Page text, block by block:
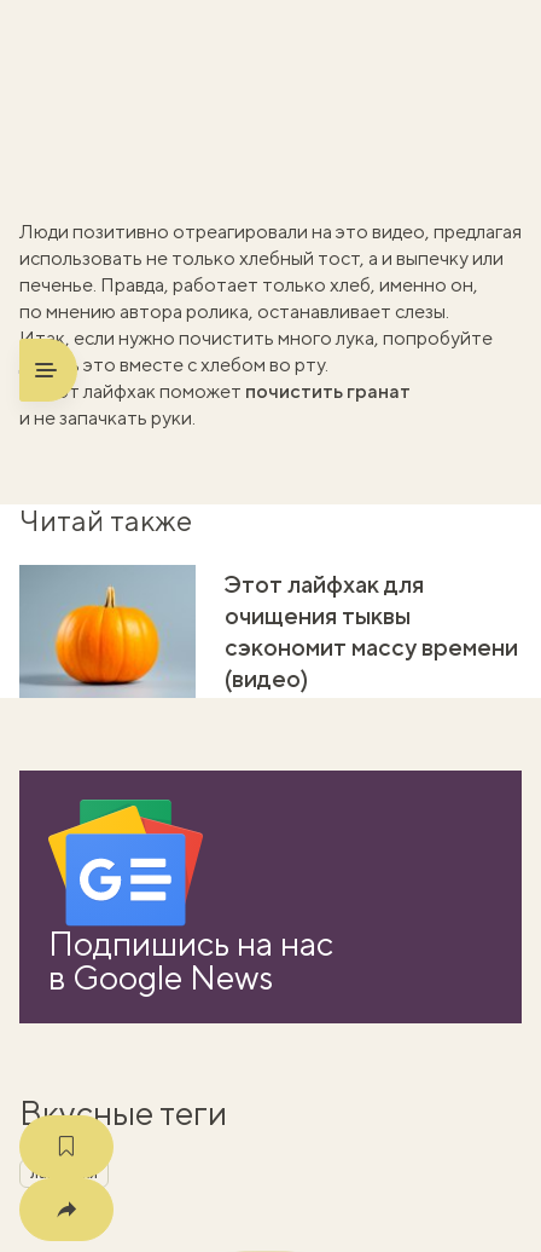
Люди позитивно отреагировали на это видео, предлагая
использовать не только хлебный тост, а и выпечку или
печенье. Правда, работает только хлеб, именно он,
по мнению автора ролика, останавливает слезы.
Итак, если нужно почистить много лука, попробуйте
делать это вместе с хлебом во рту.
А этот лайфхак поможет почистить гранат
и не запачкать руки.
Читай также
Этот лайфхак для
очищения тыквы
сэкономит массу времени
(видео)
Подпишись на нас
в Google News
Вкусные теги
лайфхаки